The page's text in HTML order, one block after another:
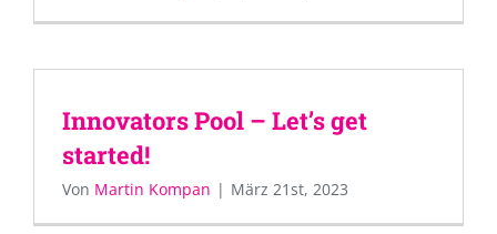
Innovators Pool – Let’s get
started!
Von Martin Kompan | März 21st, 2023